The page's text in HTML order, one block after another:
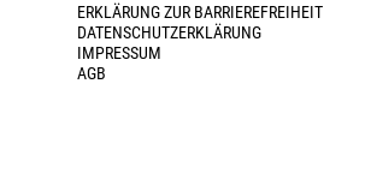
ERKLÄRUNG ZUR BARRIEREFREIHEIT
DATENSCHUTZERKLÄRUNG
IMPRESSUM
AGB